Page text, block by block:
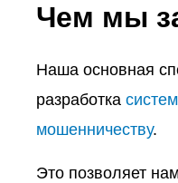
Чем мы
Наша основная
разработка
мошенничеству.
Это позволяет